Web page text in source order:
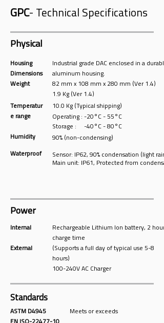
GPC- Technical Specifications
Physical
Housing
Dimensions
Weight
Temperatur
e range
Humidity
Waterproof
Industrial grade DAC enclosed in a durable
aluminum housing.
82 mm x 108 mm x 280 mm (Ver 1.4)
1.9 Kg (Ver 1.4)
10.0 Kg (Typical shipping)
Operating : -20°C - 55°C
Storage : -40°C - 80°C
90% (non-condensing)
Sensor: IP62, 90% condensation (light
Main unit: IP61, Protected from
Power
Internal
External
Rechargeable Lithium Ion battery, 2 hours
charge time
(Supports a full day of typical use 5-8
hours)
100-240V AC Charger
Standards
ASTM D4945
Meets or exceeds